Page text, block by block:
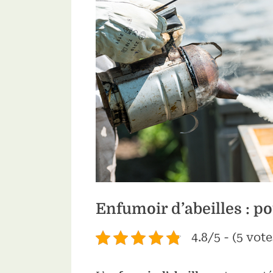
menu
Toggle
sub-
menu
Enfumoir d’abeilles :
4.8/5 - (5